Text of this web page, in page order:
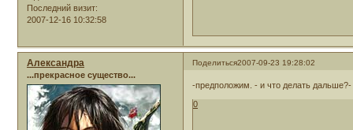
Последний визит:
2007-12-16 10:32:58
Поделиться2007-09-23 19:28:02
Александра
...прекрасное существо...
-предположим. - и что делать дальше?-
0